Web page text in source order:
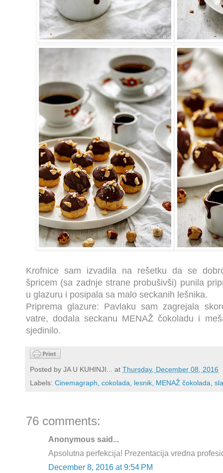
Krofnice sam izvadila na rešetku da se
špricem (sa zadnje strane probušivši) punila
u glazuru i posipala sa malo seckanih lešnika.
Priprema glazure: Pavlaku sam zagrejala
vatre, dodala seckanu MENAŽ čokoladu i
sjedinilo.
Posted by JA U KUHINJI... at Thursday, December 08, 2016
Labels: Cinemagraph, cokolada, lesnik, MENAŽ čokolada,
76 comments:
Anonymous said...
Apsolutna perfekcija! Prezentacija vredna
December 8, 2016 at 9:54 PM